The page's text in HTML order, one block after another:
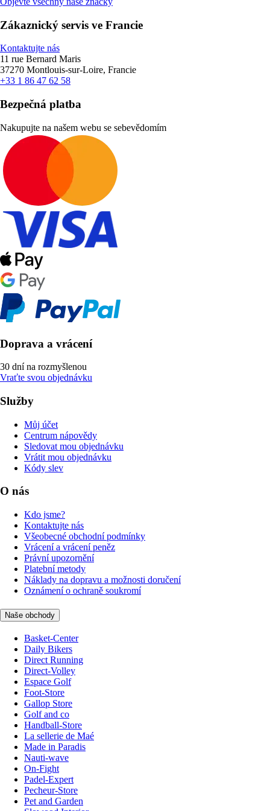
Zákaznický servis ve Francie
Kontaktujte nás
11 rue Bernard Maris
37270 Montlouis-sur-Loire, Francie
+33 1 86 47 62 58
Bezpečná platba
Nakupujte na našem webu se sebevědomím
Doprava a vrácení
30 dní na rozmyšlenou
Vraťte svou objednávku
Služby
Můj účet
Centrum nápovědy
Sledovat mou objednávku
Vrátit mou objednávku
Kódy slev
O nás
Kdo jsme?
Kontaktujte nás
Všeobecné obchodní podmínky
Vrácení a vrácení peněz
Právní upozornění
Platební metody
Náklady na dopravu a možnosti doručení
Oznámení o ochraně soukromí
Naše obchody
Basket-Center
Daily Bikers
Direct Running
Direct-Volley
Espace Golf
Foot-Store
Gallop Store
Golf and co
Handball-Store
La sellerie de Maé
Made in Paradis
Nauti-wave
On-Fight
Padel-Expert
Pecheur-Store
Pet and Garden